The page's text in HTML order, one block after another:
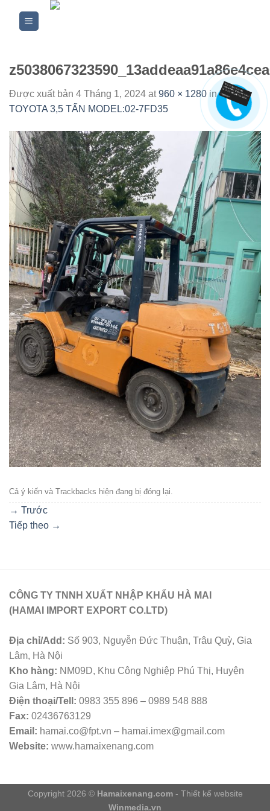
Được xuất bản 4 Tháng 1, 2024 at960 × 1280inXE
TOYOTA 3,5 TẤN MODEL:02-7FD35
Cả ý kiến ​​và Trackbacks hiện đang bị đóng lại.
→ Trước
Tiếp theo →
CÔNG TY TNNH XUẤT NHẬP KHẨU HÀ MAI
(HAMAI IMPORT EXPORT CO.LTD)
Địa chỉ/Add: Số 903, Nguyễn Đức Thuận, Trâu Quỳ, Gia
Lâm, Hà Nội
Kho hàng: NM09D, Khu Công Nghiệp Phú Thị, Huyện
Gia Lâm, Hà Nội
Điện thoại/Tell: 0983 355 896 – 0989 548 888
Fax: 02436763129
Email: hamai.co@fpt.vn – hamai.imex@gmail.com
Website: www.hamaixenang.com
Copyright 2026 © Hamaixenang.com- Thiết kế website
Winmedia.vn